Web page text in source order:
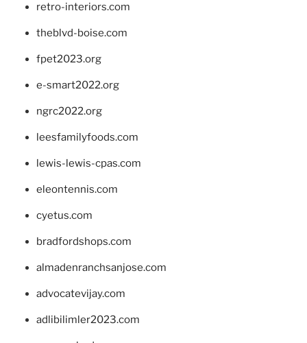
retro-interiors.com
theblvd-boise.com
fpet2023.org
e-smart2022.org
ngrc2022.org
leesfamilyfoods.com
lewis-lewis-cpas.com
eleontennis.com
cyetus.com
bradfordshops.com
almadenranchsanjose.com
advocatevijay.com
adlibilimler2023.com